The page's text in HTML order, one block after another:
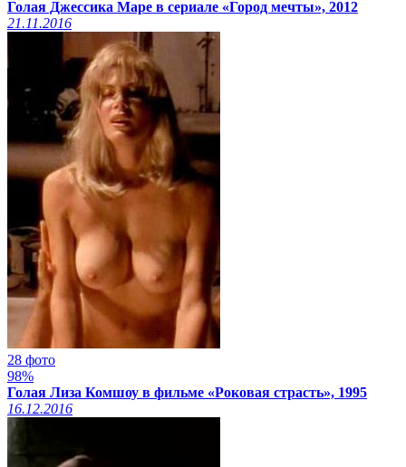
Голая Джессика Маре в сериале «Город мечты», 2012
21.11.2016
28 фото
98%
Голая Лиза Комшоу в фильме «Роковая страсть», 1995
16.12.2016